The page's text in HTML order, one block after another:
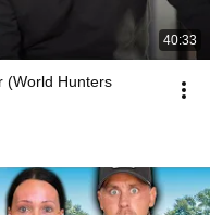
40:33
(World Hunters